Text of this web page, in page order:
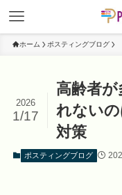
ホーム ポスティングブログ
高齢者
れない
対策
2026
1/17
ポスティングブログ